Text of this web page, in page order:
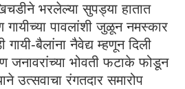
भरलेल्या सुपड्या हातात
पावलांशी जुळून नमस्कार
बैलांना नैवेद्य म्हणून दिली
जनावरांच्या भोवती फटाके फोडून
उत्सवाचा रंगतदार समारोप